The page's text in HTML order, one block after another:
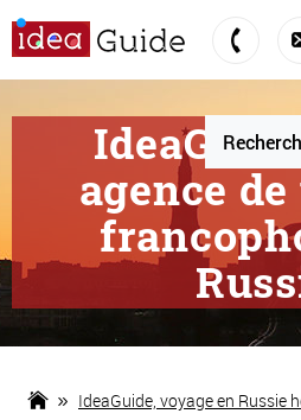
agence
IdeaGuide, voyage en Russie